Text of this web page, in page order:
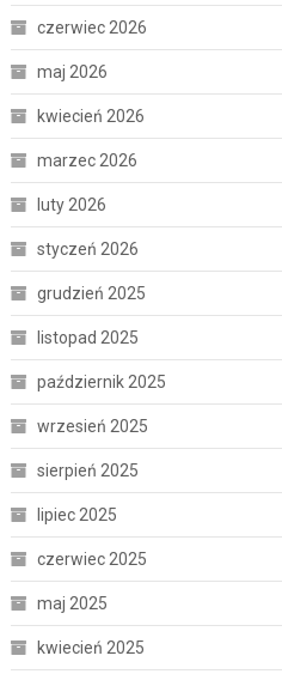
czerwiec 2026
maj 2026
kwiecień 2026
marzec 2026
luty 2026
styczeń 2026
grudzień 2025
listopad 2025
październik 2025
wrzesień 2025
sierpień 2025
lipiec 2025
czerwiec 2025
maj 2025
kwiecień 2025